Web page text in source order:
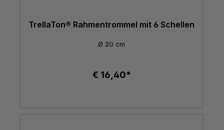
TrellaTon® Rahmentrommel mit 6 Schellen
Ø 20 cm
€ 16,40*